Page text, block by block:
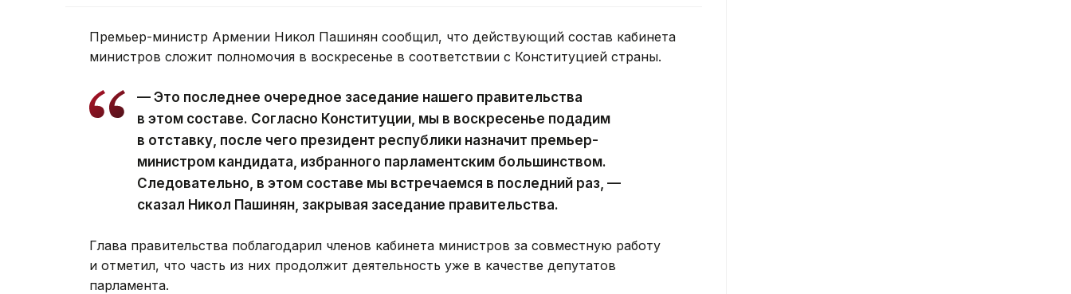
Премьер-министр Армении Никол Пашинян сообщил, что действующий состав кабинета
министров сложит полномочия в воскресенье в соответствии с Конституцией страны.
— Это последнее очередное заседание нашего правительства
в этом составе. Согласно Конституции, мы в воскресенье подадим
в отставку, после чего президент республики назначит премьер-
министром кандидата, избранного парламентским большинством.
Следовательно, в этом составе мы встречаемся в последний раз, —
сказал Никол Пашинян, закрывая заседание правительства.
Глава правительства поблагодарил членов кабинета министров за совместную работу
и отметил, что часть из них продолжит деятельность уже в качестве депутатов
парламента.